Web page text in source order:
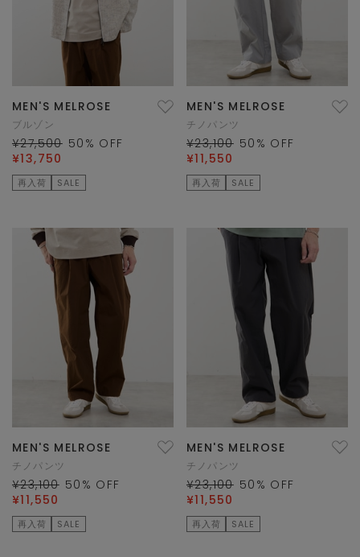
MEN'S MELROSE
ブルゾン
¥27,500 50 % OFF
¥13,750
再入荷 SALE
MEN'S MELROSE
チノパンツ
¥23,100 50 % OFF
¥11,550
再入荷 SALE
MEN'S MELROSE
チノパンツ
¥23,100 50 % OFF
¥11,550
再入荷 SALE
MEN'S MELROSE
チノパンツ
¥23,100 50 % OFF
¥11,550
再入荷 SALE